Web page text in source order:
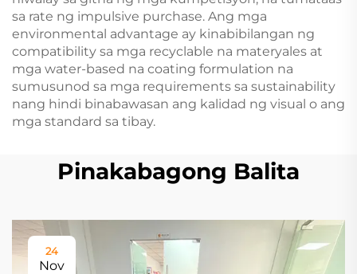
sa rate ng impulsive purchase. Ang mga
environmental advantage ay kinabibilangan ng
compatibility sa mga recyclable na materyales at
mga water-based na coating formulation na
sumusunod sa mga requirements sa sustainability
nang hindi binabawasan ang kalidad ng visual o ang
mga standard sa tibay.
Pinakabagong Balita
24
Nov